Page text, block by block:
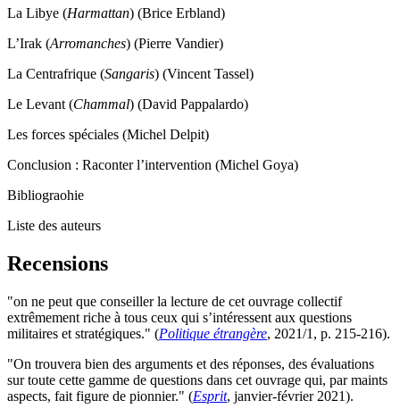
La Libye (Harmattan) (Brice Erbland)
L’Irak (Arromanches) (Pierre Vandier)
La Centrafrique (Sangaris) (Vincent Tassel)
Le Levant (Chammal) (David Pappalardo)
Les forces spéciales (Michel Delpit)
Conclusion : Raconter l’intervention (Michel Goya)
Bibliograohie
Liste des auteurs
Recensions
"on ne peut que conseiller la lecture de cet ouvrage collectif
extrêmement riche à tous ceux qui s’intéressent aux questions
militaires et stratégiques." (Politique étrangère, 2021/1, p. 215-216).
"On trouvera bien des arguments et des réponses, des évaluations
sur toute cette gamme de questions dans cet ouvrage qui, par maints
aspects, fait figure de pionnier." (Esprit, janvier-février 2021).